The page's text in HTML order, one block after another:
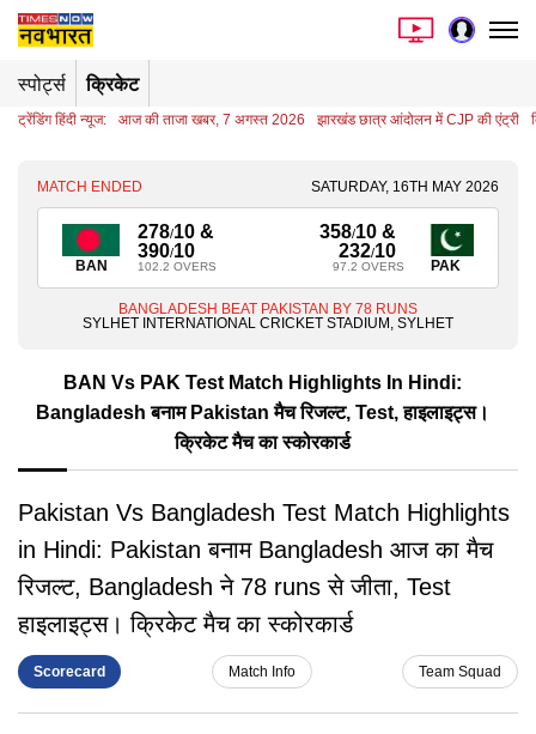
स्पोर्ट्स क्रिकेट
ट्रेंडिंग हिंदी न्यूज: आज की ताजा खबर, 7 अगस्त 2026 झारखंड छात्र आंदोलन में CJP की एंट्री
MATCH ENDED SATURDAY, 16TH MAY 2026
BAN
278/10 &
390/10
102.2 OVERS PAK
97.2 OVERS
358/10 &
232/10
BANGLADESH BEAT PAKISTAN BY 78 RUNS
SYLHET INTERNATIONAL CRICKET STADIUM, SYLHET
BAN Vs PAK Test Match Highlights In Hindi:
Bangladesh बनाम Pakistan मैच रिजल्ट, Test, हाइलाइट्स।
क्रिकेट मैच का स्कोरकार्ड
Pakistan Vs Bangladesh Test Match Highlights
in Hindi: Pakistan बनाम Bangladesh आज का मैच
रिजल्ट, Bangladesh ने 78 runs से जीता, Test
हाइलाइट्स। क्रिकेट मैच का स्कोरकार्ड
Scorecard Match Info Team Squad